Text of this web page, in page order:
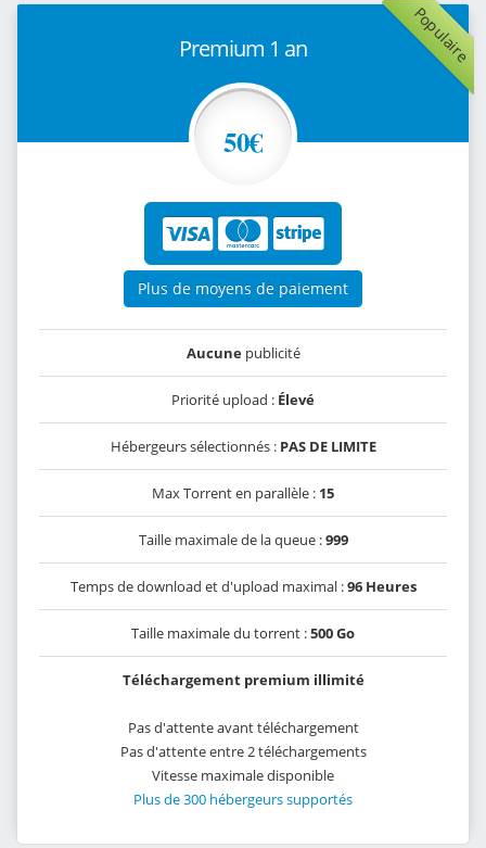
Populaire
Premium 1 an
50€
Plus de moyens de paiement
Aucunepublicité
Priorité upload : Élevé
Hébergeurs sélectionnés : PAS DE LIMITE
Max Torrent en parallèle : 15
Taille maximale de la queue :999
Temps de download et d'upload maximal :96 Heures
Taille maximale du torrent :500 Go
Téléchargement premium illimité
Pas d'attente avant téléchargement
Pas d'attente entre 2 téléchargements
Vitesse maximale disponible
Plus de 300 hébergeurs supportés